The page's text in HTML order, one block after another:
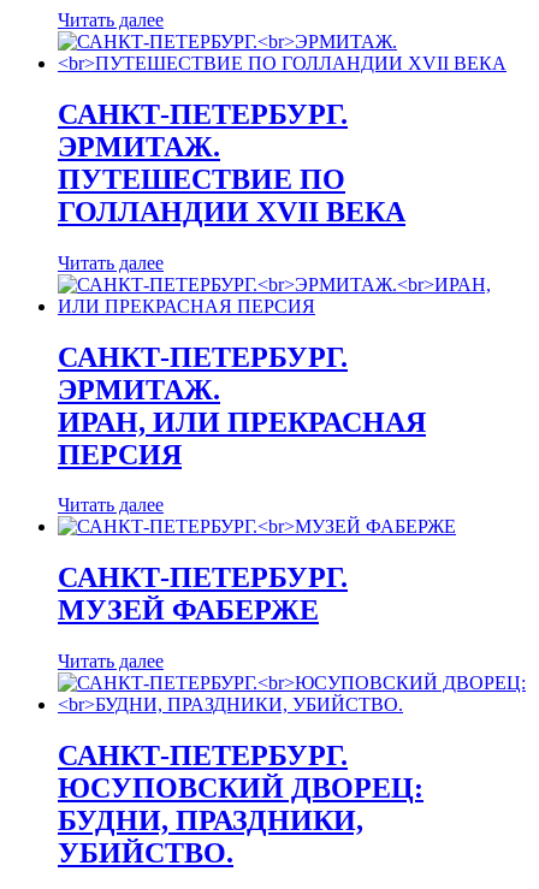
Читать далее
САНКТ-ПЕТЕРБУРГ.
ЭРМИТАЖ.
ПУТЕШЕСТВИЕ ПО
ГОЛЛАНДИИ XVII ВЕКА
Читать далее
САНКТ-ПЕТЕРБУРГ.
ЭРМИТАЖ.
ИРАН, ИЛИ ПРЕКРАСНАЯ
ПЕРСИЯ
Читать далее
САНКТ-ПЕТЕРБУРГ.
МУЗЕЙ ФАБЕРЖЕ
Читать далее
САНКТ-ПЕТЕРБУРГ.
ЮСУПОВСКИЙ ДВОРЕЦ:
БУДНИ, ПРАЗДНИКИ,
УБИЙСТВО.